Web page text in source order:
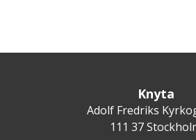
Knyta
Adolf Fredriks
111 37